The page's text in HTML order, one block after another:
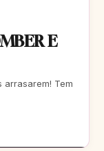
E
Tem